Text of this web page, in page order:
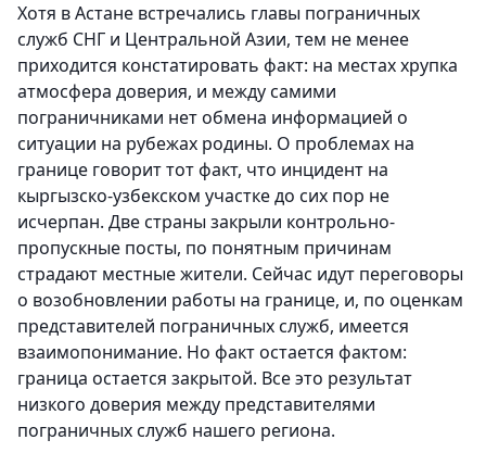
Хотя в Астане встречались главы пограничных
служб СНГ и Центральной Азии, тем не менее
приходится констатировать факт: на местах хрупка
атмосфера доверия, и между самими
пограничниками нет обмена информацией о
ситуации на рубежах родины. О проблемах на
границе говорит тот факт, что инцидент на
кыргызско-узбекском участке до сих пор не
исчерпан. Две страны закрыли контрольно-
пропускные посты, по понятным причинам
страдают местные жители. Сейчас идут переговоры
о возобновлении работы на границе, и, по оценкам
представителей пограничных служб, имеется
взаимопонимание. Но факт остается фактом:
граница остается закрытой. Все это результат
низкого доверия между представителями
пограничных служб нашего региона.